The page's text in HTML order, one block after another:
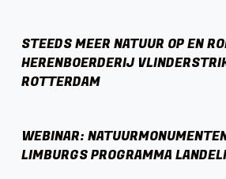
STEEDS MEER NATUUR OP EN
HERENBOERDERIJ
ROTTERDAM
WEBINAR:
LIMBURGS PROGRAMMA